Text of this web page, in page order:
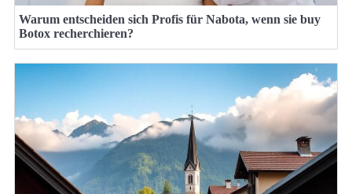
Warum entscheiden sich Profis für Nabota, wenn sie buy
Botox recherchieren?